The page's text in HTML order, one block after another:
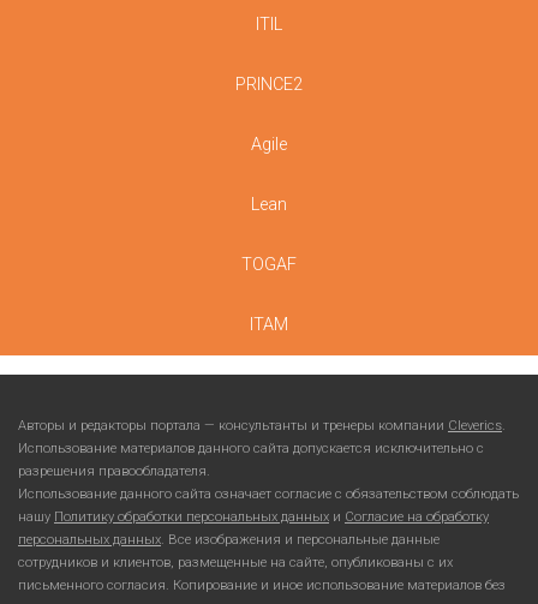
ITIL
PRINCE2
Agile
Lean
TOGAF
ITAM
Авторы и редакторы портала — консультанты и тренеры компании Cleverics.
Использование материалов данного сайта допускается исключительно с
разрешения правообладателя.
Использование данного сайта означает согласие с обязательством соблюдать
нашу Политику обработки персональных данных и Согласие на обработку
персональных данных. Все изображения и персональные данные
сотрудников и клиентов, размещенные на сайте, опубликованы с их
письменного согласия. Копирование и иное использование материалов без